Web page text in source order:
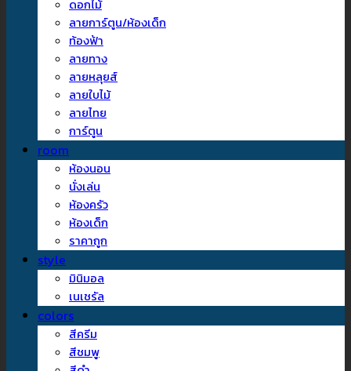
ดอกไม้
ลายการ์ตูน/ห้องเด็ก
ท้องฟ้า
ลายทาง
ลายหลุยส์
ลายใบไม้
ลายไทย
การ์ตูน
room
ห้องนอน
นั่งเล่น
ห้องครัว
ห้องเด็ก
ราคาถูก
style
มินิมอล
เนเชรัล
colors
สีครีม
สีชมพู